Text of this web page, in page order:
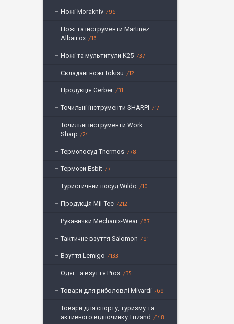
Ножі Morakniv 96
Ножі та інструменти Martinez
Albainox
16
Ножі та мультитули K25 37
Складані ножі Tokisu 12
Продукція Gerber 31
Точильні інструменти SHARPI 17
Точильні інструменти Work
Sharp
24
Термопосуд Thermos 78
Термоси Esbit 7
Туристичний посуд Wildo 10
Продукція Mil-Tec 212
Рукавички Mechanix-Wear 67
Тактичне взуття Salomon 91
Взуття Lemigo 133
Одяг та взуття Pros 35
Товари для риболовлі Mivardi 69
Товари для спорту, туризму та
активного відпочинку Trizand
148